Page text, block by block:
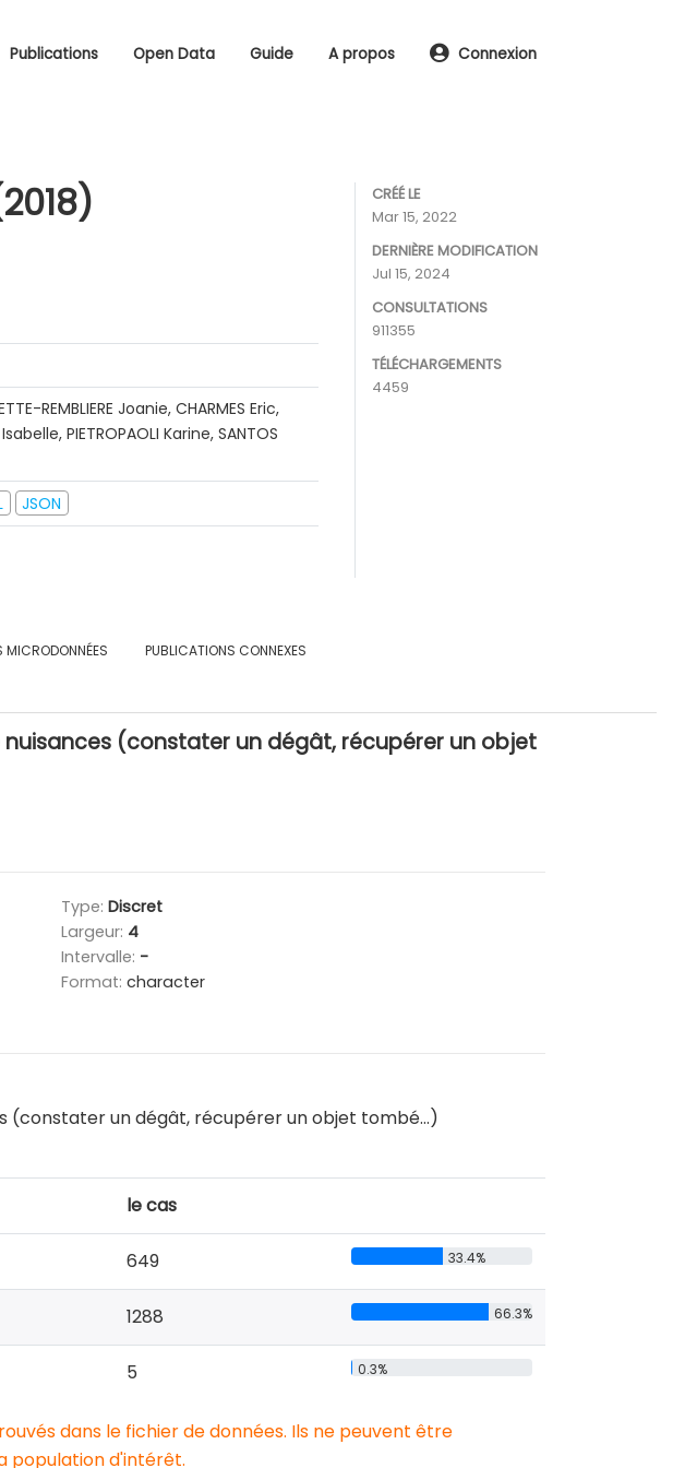
Publications Open Data Guide A propos Connexion
REMBLIERE Joanie, CHARMES Eric,
PIETROPAOLI Karine, SANTOS
JSON
CRÉÉ LE
Mar 15, 2022
DERNIÈRE MODIFICATION
Jul 15, 2024
CONSULTATIONS
911355
TÉLÉCHARGEMENTS
4459
MICRODONNÉES PUBLICATIONS CONNEXES
(constater un dégât, récupérer un objet
Type: Discret
Largeur: 4
Intervalle: -
Format: character
(constater un dégât, récupérer un objet tombé…)
le cas
649 33.4%
1288 66.3%
5 0.3%
dans le fichier de données. Ils ne peuvent être
population d'intérêt.